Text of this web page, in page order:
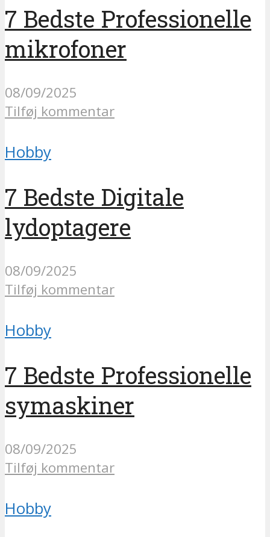
7 Bedste Professionelle
mikrofoner
08/09/2025
Tilføj kommentar
Hobby
7 Bedste Digitale
lydoptagere
08/09/2025
Tilføj kommentar
Hobby
7 Bedste Professionelle
symaskiner
08/09/2025
Tilføj kommentar
Hobby